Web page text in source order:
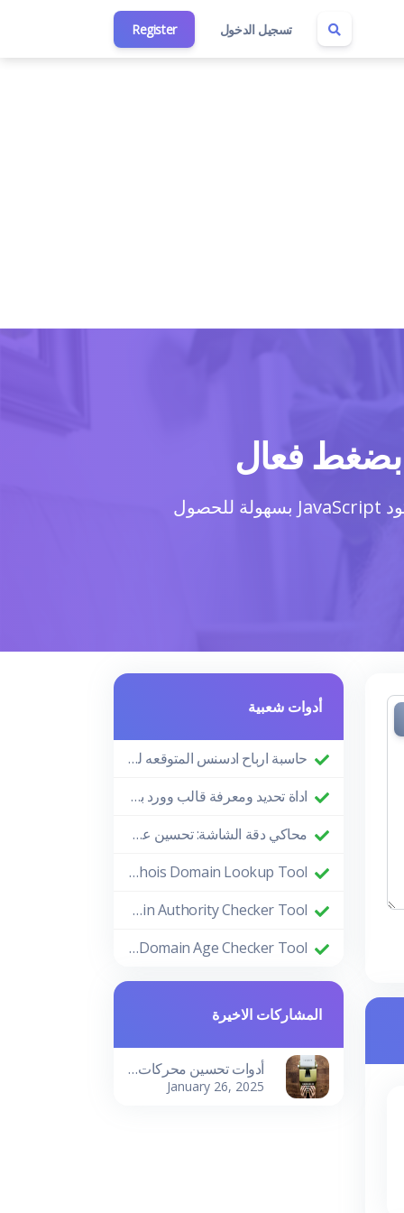
تسجيل الدخول Register
اكتشف فوائد استخدام أداة تصغير JavaScript لتحسين أداء موقعك. تعلم كيفية تصغير كود JavaScript بسهولة للحصول
أدوات شعبية
حاسبة ارباح ادسنس المتوقعه لموقعك
اداة تحديد ومعرفة قالب وورد بريس المستخدم في لموقع
محاكي دقة الشاشة: تحسين عملية التصميم والتطوير
Whois Domain Lookup Tool: دليل شامل وفوائدها
Domain Authority Checker Tool: الدليل النهائي لتعزيز أداء موقعك في تحسين محركات البحث
Domain Age Checker Tool: استغلال قوة عمر النطاق لتحقيق نجاح SEO
المشاركات الاخيرة
أدوات تحسين محركات البحث وإنشاء المواقع: دليلك لتحقيق النجاح الرقمي
January 26, 2025